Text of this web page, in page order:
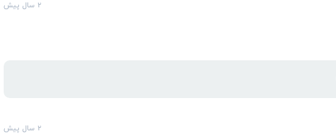
۲ سال پیش
۲ سال پیش